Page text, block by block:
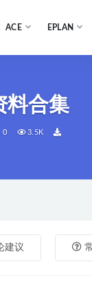
ACE EPLAN
料合集
0 3.5K
建议